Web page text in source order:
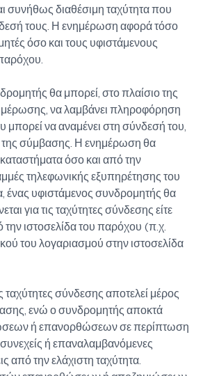
συνήθως διαθέσιμη ταχύτητα που
τους. Η ενημέρωση αφορά τόσο
όσο και τους υφιστάμενους
θα μπορεί, στο πλαίσιο της
να λαμβάνει πληροφόρηση
μπορεί να αναμένει στη σύνδεσή του,
σύμβασης. Η ενημέρωση θα
όσο και από την
τηλεφωνικής εξυπηρέτησης του
υφιστάμενος συνδρομητής θα
για τις ταχύτητες σύνδεσης είτε
την ιστοσελίδα του παρόχου (π.χ.
του λογαριασμού στην ιστοσελίδα
ταχύτητες σύνδεσης αποτελεί μέρος
ενώ ο συνδρομητής αποκτά
ή επανορθώσεων σε περίπτωση
ή επαναλαμβανόμενες
από την ελάχιστη ταχύτητα.